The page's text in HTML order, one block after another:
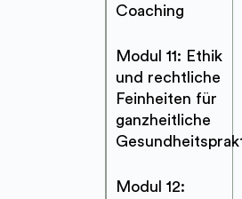
Coaching
Modul 11: Ethik
und rechtliche
Feinheiten für
ganzheitliche
Modul 12: